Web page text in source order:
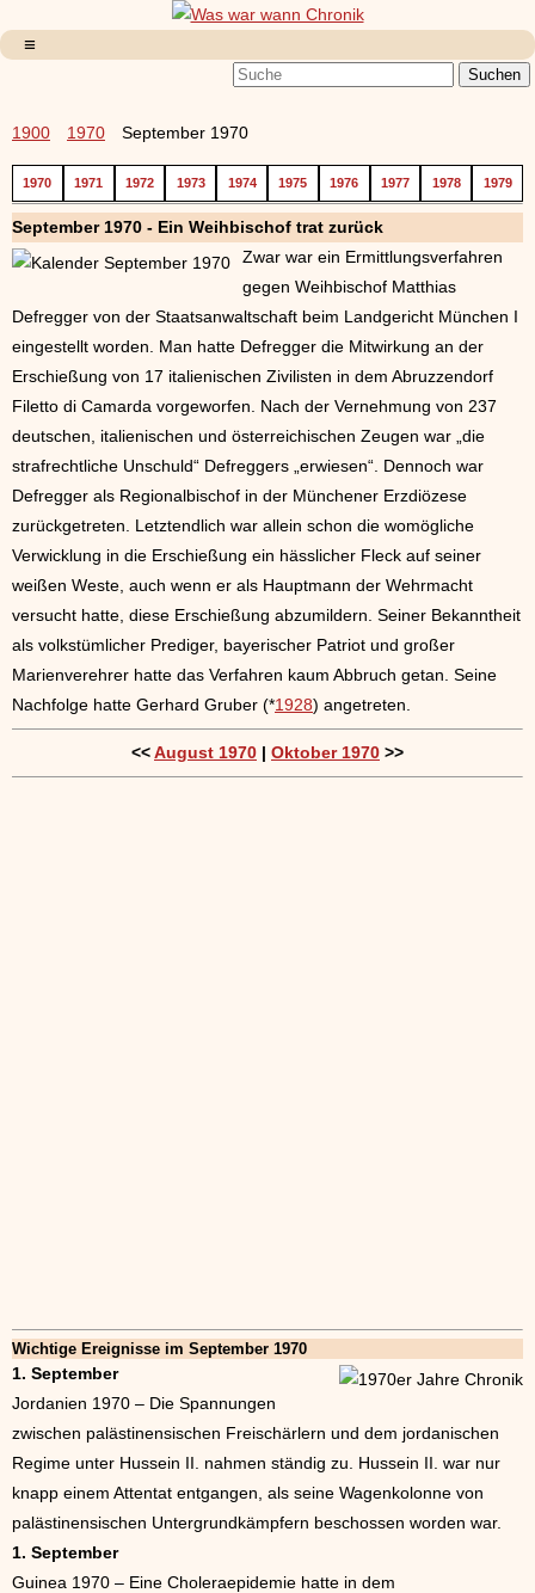
1900 1970 September 1970
1970 1971 1972 1973 1974 1975 1976 1977 1978 1979
September 1970 - Ein Weihbischof trat zurück
Zwar war ein Ermittlungsverfahren
gegen Weihbischof Matthias
Defregger von der Staatsanwaltschaft beim Landgericht München I
eingestellt worden. Man hatte Defregger die Mitwirkung an der
Erschießung von 17 italienischen Zivilisten in dem Abruzzendorf
Filetto di Camarda vorgeworfen. Nach der Vernehmung von 237
deutschen, italienischen und österreichischen Zeugen war „die
strafrechtliche Unschuld“ Defreggers „erwiesen“. Dennoch war
Defregger als Regionalbischof in der Münchener Erzdiözese
zurückgetreten. Letztendlich war allein schon die womögliche
Verwicklung in die Erschießung ein hässlicher Fleck auf seiner
weißen Weste, auch wenn er als Hauptmann der Wehrmacht
versucht hatte, diese Erschießung abzumildern. Seiner Bekanntheit
als volkstümlicher Prediger, bayerischer Patriot und großer
Marienverehrer hatte das Verfahren kaum Abbruch getan. Seine
Nachfolge hatte Gerhard Gruber (*1928) angetreten.
<<August 1970 | Oktober 1970 >>
Wichtige Ereignisse im September 1970
1. September
Jordanien 1970 – Die Spannungen
zwischen palästinensischen Freischärlern und dem jordanischen
Regime unter Hussein II. nahmen ständig zu. Hussein II. war nur
knapp einem Attentat entgangen, als seine Wagenkolonne von
palästinensischen Untergrundkämpfern beschossen worden war.
1. September
Guinea 1970 – Eine Choleraepidemie hatte in dem